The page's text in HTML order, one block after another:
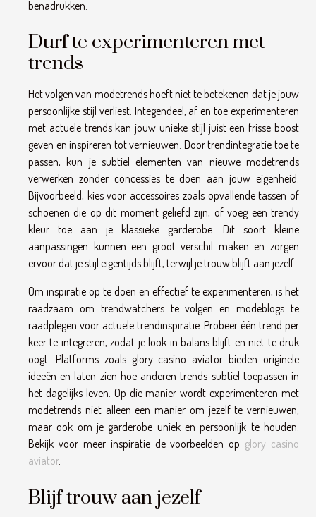
benadrukken.
Durf te experimenteren met
trends
Het volgen van modetrends hoeft niet te betekenen dat je jouw
persoonlijke stijl verliest. Integendeel, af en toe experimenteren
met actuele trends kan jouw unieke stijl juist een frisse boost
geven en inspireren tot vernieuwen. Door trendintegratie toe te
passen, kun je subtiel elementen van nieuwe modetrends
verwerken zonder concessies te doen aan jouw eigenheid.
Bijvoorbeeld, kies voor accessoires zoals opvallende tassen of
schoenen die op dit moment geliefd zijn, of voeg een trendy
kleur toe aan je klassieke garderobe. Dit soort kleine
aanpassingen kunnen een groot verschil maken en zorgen
ervoor dat je stijl eigentijds blijft, terwijl je trouw blijft aan jezelf.
Om inspiratie op te doen en effectief te experimenteren, is het
raadzaam om trendwatchers te volgen en modeblogs te
raadplegen voor actuele trendinspiratie. Probeer één trend per
keer te integreren, zodat je look in balans blijft en niet te druk
oogt. Platforms zoals glory casino aviator bieden originele
ideeën en laten zien hoe anderen trends subtiel toepassen in
het dagelijks leven. Op die manier wordt experimenteren met
modetrends niet alleen een manier om jezelf te vernieuwen,
maar ook om je garderobe uniek en persoonlijk te houden.
Bekijk voor meer inspiratie de voorbeelden op glory casino
aviator.
Blijf trouw aan jezelf